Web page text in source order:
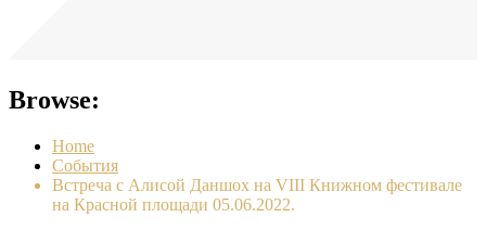
Browse:
Home
События
Встреча с Алисой Даншох на VIII Книжном фестивале
на Красной площади 05.06.2022.